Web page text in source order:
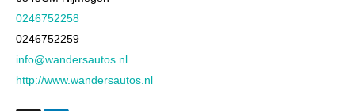
Motorrijtuigenbelasting
Gewicht (leeg)
0246752258
0246752259
info@wandersautos.nl
http://www.wandersautos.nl